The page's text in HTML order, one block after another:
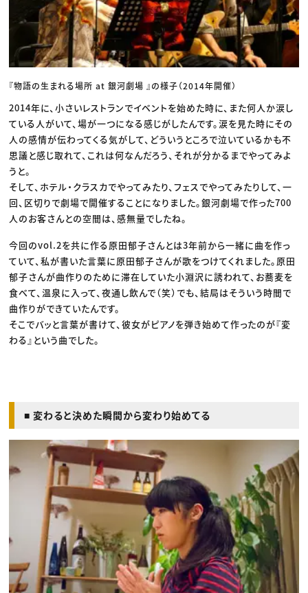
『物語の生まれる場所 at 銀河劇場 』の様子（2014年開催）
2014年に、小さいレストランでイベントを始めた時に、また何人か涙し
ている人がいて、場が一つになる感じがしたんです。涙を見た時にその
人の感情が伝わってくる気がして、どういうところで泣いているかも不
思議と感じ取れて、これは何なんだろう、それが分かるまでやってみよ
うと。
そして、ホテル・クラスカでやってみたり、フェスでやってみたりして、一
回、区切りで劇場で開催することになりました。銀河劇場で作った700
人のお客さんとの空間は、感無量でしたね。
今回のvol.2を共に作る原田郁子さんとは3年前から一緒に曲を作っ
ていて、私が書いた言葉に原田郁子さんが歌をつけてくれました。原田
郁子さんが曲作りのために滞在していた小淵沢に誘われて、お蕎麦を
食べて、温泉に入って、夜通し飲んで（笑）でも、結局はそういう時間で
曲作りができていたんです。
そこでバッと言葉が書けて、彼女がピアノを弾き始めて作ったのが『変
わる』という曲でした。
■ 変わると決めた瞬間から変わり始めてる